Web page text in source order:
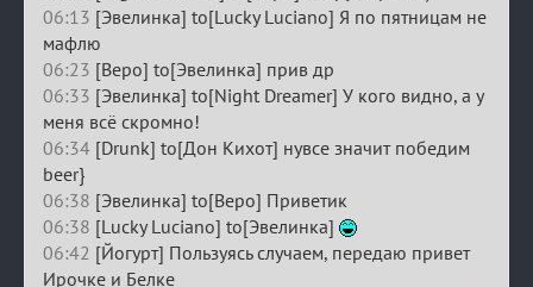
06:13 [Эвелинка] to[Lucky Luciano] Я по пятницам не
мафлю
06:23 [Веро] to[Эвелинка] прив др
06:33 [Эвелинка] to[Night Dreamer] У кого видно, а у
меня всё скромно!
06:34 [Drunk] to[Дон Кихот] нувсе значит победим
beer}
06:38 [Эвелинка] to[Веро] Приветик
06:38 [Lucky Luciano] to[Эвелинка]
06:42 [Йогурт] Пользуясь случаем, передаю привет
Ирочке и Белке